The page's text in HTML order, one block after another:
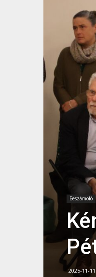
Beszámoló
2025-11-11